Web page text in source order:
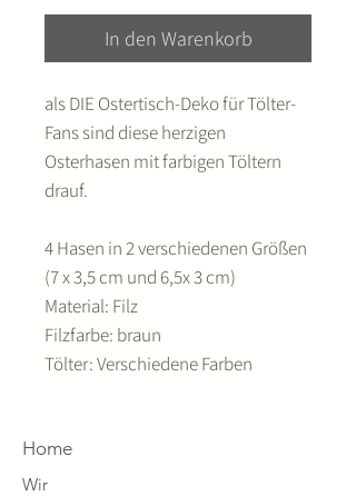
In den Warenkorb
als DIE Ostertisch-Deko für Tölter-
Fans sind diese herzigen
Osterhasen mit farbigen Töltern
drauf.
4 Hasen in 2 verschiedenen Größen
(7 x 3,5 cm und 6,5x 3 cm)
Material: Filz
Filzfarbe: braun
Tölter: Verschiedene Farben
Home
Wir